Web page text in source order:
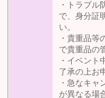
・トラブル
で、身分証
い。
・貴重品等
で貴重品の
・イベント
了承の上お
・急なキャ
が異なる場